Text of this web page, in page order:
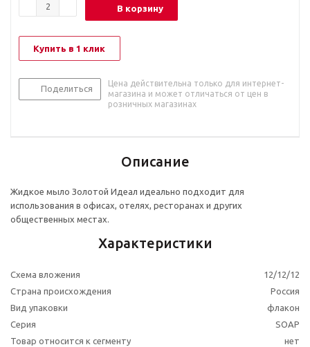
В корзину
Купить в 1 клик
Поделиться
Цена действительна только для интернет-
магазина и может отличаться от цен в
розничных магазинах
Описание
Жидкое мыло Золотой Идеал идеально подходит для
использования в офисах, отелях, ресторанах и других
общественных местах.
Характеристики
Схема вложения
12/12/12
Страна происхождения
Россия
Вид упаковки
флакон
Серия
SOAP
Товар относится к сегменту
нет